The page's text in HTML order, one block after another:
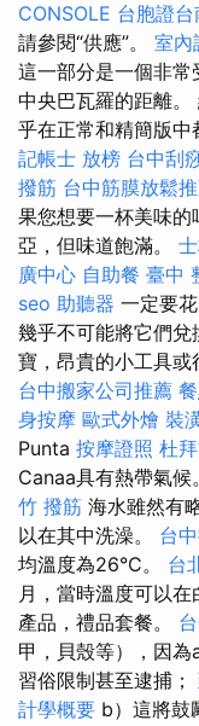
CONSOLE 台胞證台
請參閱“供應”。 室內
這一部分是一個非
中央巴瓦羅的距離
乎在正常和精簡版中
記帳士 放榜 台中刮
撥筋 台中筋膜放鬆
果您想要一杯美味
亞，但味道飽滿。
廣中心 自助餐 臺中
seo 助聽器 一定要
幾乎不可能將它們
寶，昂貴的小工具或
台中搬家公司推薦
身按摩 歐式外燴 裝
Punta 按摩證照 杜
Canaa具有熱帶氣候
竹 撥筋 海水雖然有
以在其中洗澡。 台
均溫度為26°C。 台
月，當時溫度可以
產品，禮品套餐。
甲，貝殼等），因
習俗限制甚至逮捕；
計學概要 b）這將鼓